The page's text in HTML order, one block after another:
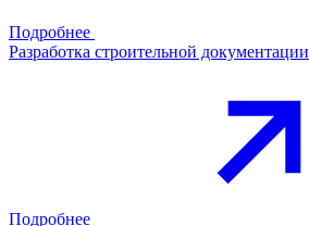
Подробнее
Разработка строительной документации
Подробнее